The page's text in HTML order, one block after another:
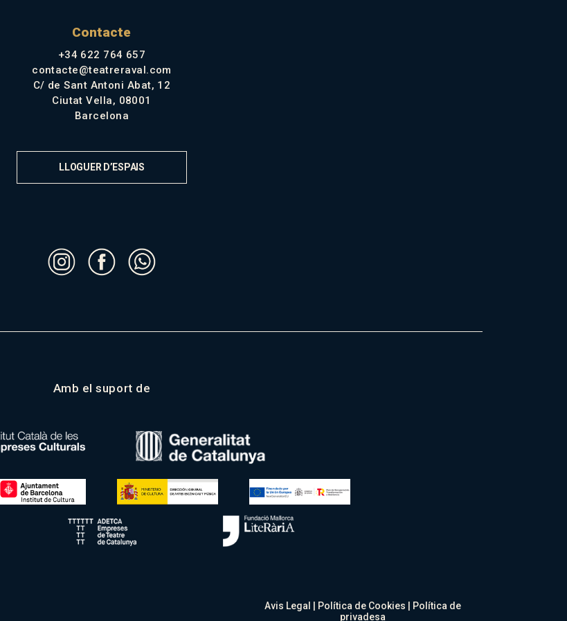
Contacte
+34 622 764 657
contacte@teatreraval.com
C/ de Sant Antoni Abat, 12
Ciutat Vella, 08001
Barcelona
LLOGUER D’ESPAIS
Amb el suport de
Avis Legal Política de Cookies
Política de
privadesa